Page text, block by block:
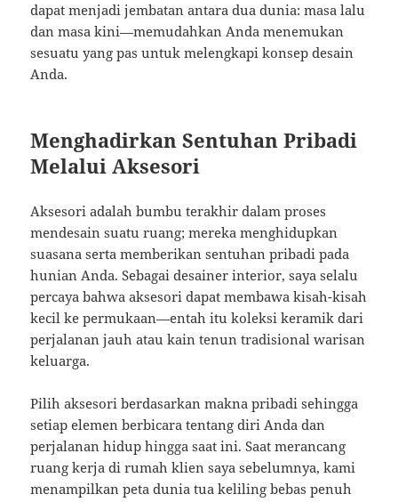
dapat menjadi jembatan antara dua dunia: masa lalu
dan masa kini—memudahkan Anda menemukan
sesuatu yang pas untuk melengkapi konsep desain
Anda.
Menghadirkan Sentuhan Pribadi
Melalui Aksesori
Aksesori adalah bumbu terakhir dalam proses
mendesain suatu ruang; mereka menghidupkan
suasana serta memberikan sentuhan pribadi pada
hunian Anda. Sebagai desainer interior, saya selalu
percaya bahwa aksesori dapat membawa kisah-kisah
kecil ke permukaan—entah itu koleksi keramik dari
perjalanan jauh atau kain tenun tradisional warisan
keluarga.
Pilih aksesori berdasarkan makna pribadi sehingga
setiap elemen berbicara tentang diri Anda dan
perjalanan hidup hingga saat ini. Saat merancang
ruang kerja di rumah klien saya sebelumnya, kami
menampilkan peta dunia tua keliling bebas penuh